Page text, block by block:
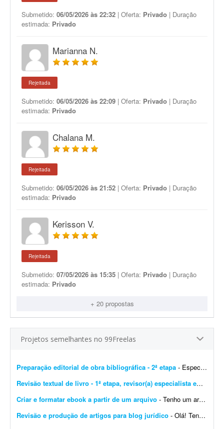
Submetido: 06/05/2026 às 22:32 | Oferta: Privado | Duração
estimada: Privado
Marianna N.
Rejeitada
Submetido: 06/05/2026 às 22:09 | Oferta: Privado | Duração
estimada: Privado
Chalana M.
Rejeitada
Submetido: 06/05/2026 às 21:52 | Oferta: Privado | Duração
estimada: Privado
Kerisson V.
Rejeitada
Submetido: 07/05/2026 às 15:35 | Oferta: Privado | Duração
estimada: Privado
+ 20 propostas
Projetos semelhantes no 99Freelas
Preparação editorial de obra bibliográfica - 2ª etapa - Especializado em obras bibliográficas. Importante! Serão aceitas apenas propostas de profissionais com formação ou experiência comprovada em preparaç&atil...
Revisão textual de livro - 1ª etapa, revisor(a) especialista em Português
Criar e formatar ebook a partir de um arquivo - Tenho um arquivo para transformar em ebook. O objetivo será revisar a língua portuguesa, editar e formatar o conteúdo e gerar um ebook pronto para qualquer plataforma, incluin...
Revisão e produção de artigos para blog jurídico - Olá! Tenho um blog antigo e gostaria de contratar um profissional para realizar dois serviços. 1. Revisão e atualização de 25 artigos existentes Tenho artigos ...